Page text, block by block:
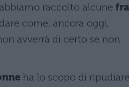
raccolto alcune
come, ancora oggi,
avverrà di certo se non
ha lo scopo di